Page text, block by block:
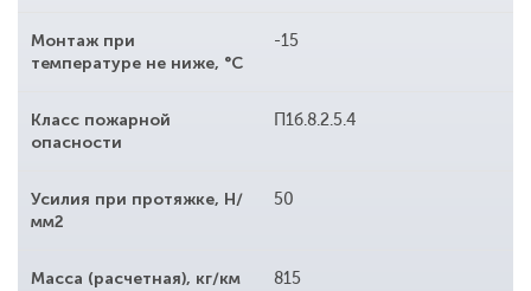
Монтаж при
температуре не ниже, °С
-15
Класс пожарной
опасности
П1б.8.2.5.4
Усилия при протяжке, Н/
мм2
50
Масса (расчетная), кг/км 815